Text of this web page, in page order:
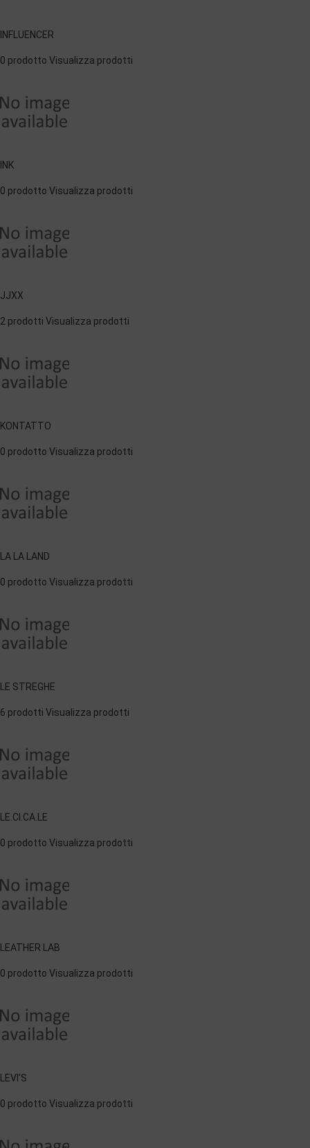
INFLUENCER
0 prodotto Visualizza prodotti
INK
0 prodotto Visualizza prodotti
JJXX
2 prodotti Visualizza prodotti
KONTATTO
0 prodotto Visualizza prodotti
LA LA LAND
0 prodotto Visualizza prodotti
LE STREGHE
6 prodotti Visualizza prodotti
LE.CI.CA.LE
0 prodotto Visualizza prodotti
LEATHER LAB
0 prodotto Visualizza prodotti
LEVI'S
0 prodotto Visualizza prodotti